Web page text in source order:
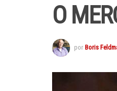
O
por Boris